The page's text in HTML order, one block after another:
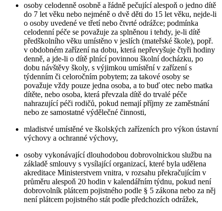
osoby celodenně osobně a řádně pečující alespoň o jedno dítě
do 7 let věku nebo nejméně o dvě děti do 15 let věku, nejde-li
o osoby uvedené ve třetí nebo čtvrté odrážce; podmínka
celodenní péče se považuje za splněnou i tehdy, je-li dítě
předškolního věku umístěno v jeslích (mateřské škole), popř.
v obdobném zařízení na dobu, která nepřevyšuje čtyři hodiny
denně, a jde-li o dítě plnící povinnou školní docházku, po
dobu návštěvy školy, s výjimkou umístění v zařízení s
týdenním či celoročním pobytem; za takové osoby se
považuje vždy pouze jedna osoba, a to buď otec nebo matka
dítěte, nebo osoba, která převzala dítě do trvalé péče
nahrazující péči rodičů, pokud nemají příjmy ze zaměstnání
nebo ze samostatné výdělečné činnosti,
mladistvé umístěné ve školských zařízeních pro výkon ústavní
výchovy a ochranné výchovy,
osoby vykonávající dlouhodobou dobrovolnickou službu na
základě smlouvy s vysílající organizací, které byla udělena
akreditace Ministerstvem vnitra, v rozsahu překračujícím v
průměru alespoň 20 hodin v kalendářním týdnu, pokud není
dobrovolník plátcem pojistného podle § 5 zákona nebo za něj
není plátcem pojistného stát podle předchozích odrážek,